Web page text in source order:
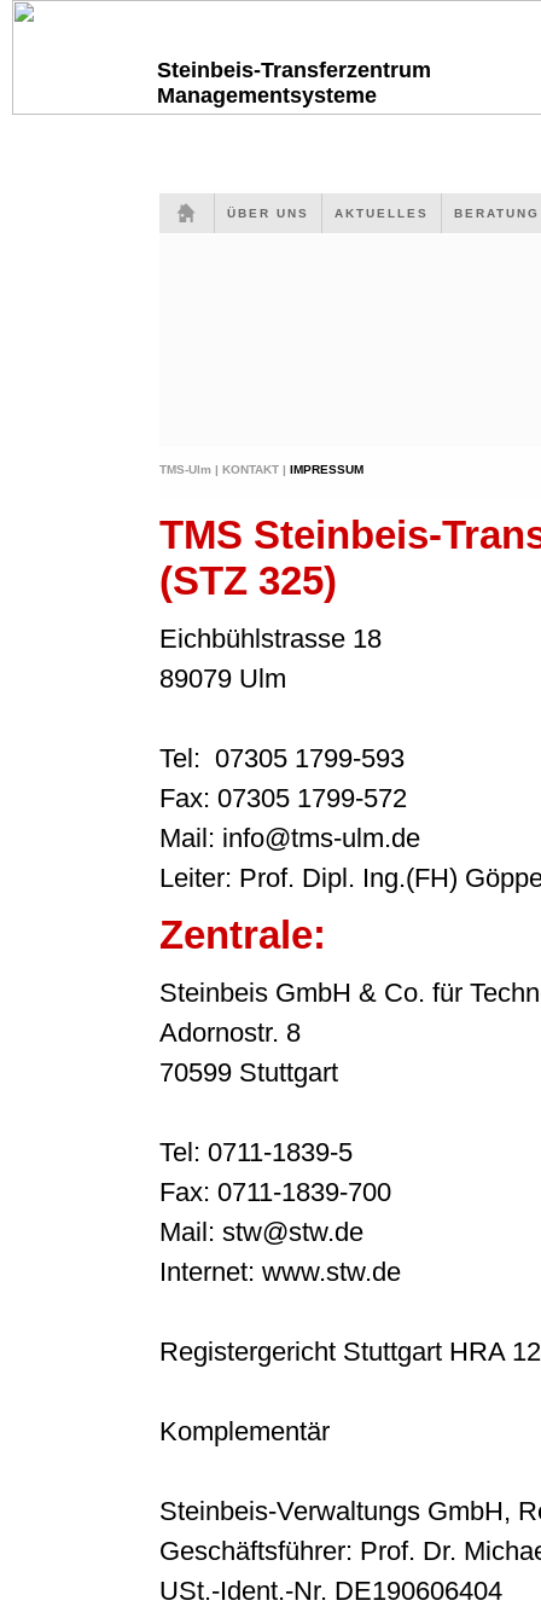
Steinbeis-Transferzentrum
Managementsysteme
ÜBER UNS AKTUELLES
TMS-Ulm | KONTAKT | IMPRESSUM
TMS Steinbeis-
(STZ 325)
Eichbühlstrasse 18
89079 Ulm
Tel: 07305 1799-593
Fax: 07305 1799-572
Mail: info@tms-ulm.de
Leiter: Prof. Dipl. Ing.(FH)
Zentrale:
Steinbeis GmbH & Co. für
Adornostr. 8
70599 Stuttgart
Tel: 0711-1839-5
Fax: 0711-1839-700
Mail: stw@stw.de
Internet: www.stw.de
Registergericht Stuttgart HRA
Komplementär
Steinbeis-Verwaltungs GmbH,
Geschäftsführer: Prof. Dr.
USt.-Ident.-Nr. DE190606404